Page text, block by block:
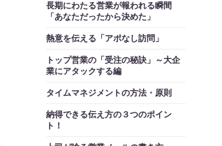
長期にわたる営業が報われる瞬間
「あなただったから決めた」
熱意を伝える「アポなし訪問」
トップ営業の「受注の秘訣」～大企
業にアタックする編
タイムマネジメントの方法・原則
納得できる伝え方の３つのポイン
ト！